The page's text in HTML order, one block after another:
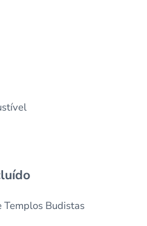
Templos Budistas